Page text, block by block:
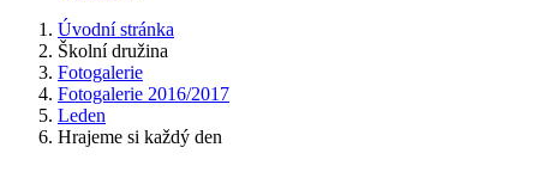
Úvodní stránka
Školní družina
Fotogalerie
Fotogalerie 2016/2017
Leden
Hrajeme si každý den